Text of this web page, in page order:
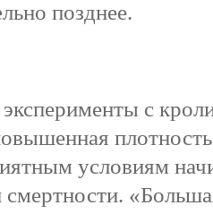
позднее.
с
условиям